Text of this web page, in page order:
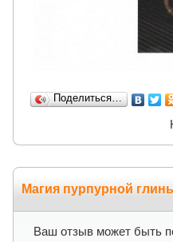
Поделиться…
Магия пурпурной
Ваш отзыв может быть